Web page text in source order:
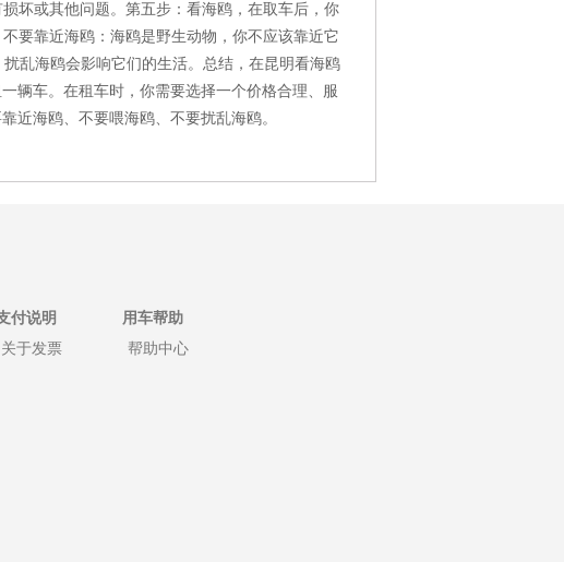
坏或其他问题。第五步：看海鸥，在取车后，你
要靠近海鸥：海鸥是野生动物，你不应该靠近它
乱海鸥会影响它们的生活。总结，在昆明看海鸥
辆车。在租车时，你需要选择一个价格合理、服
近海鸥、不要喂海鸥、不要扰乱海鸥。
付说明
关于发票
用车帮助
帮助中心